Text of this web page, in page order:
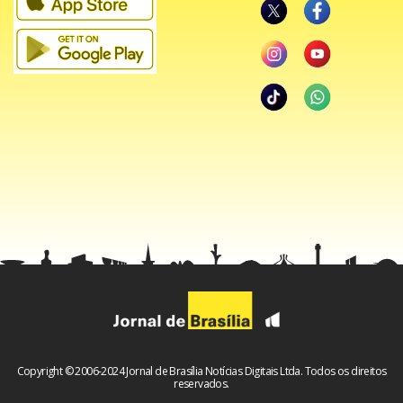
Copyright © 2006-2024 Jornal de Brasília Notícias Digitais Ltda. Todos os direitos
reservados.